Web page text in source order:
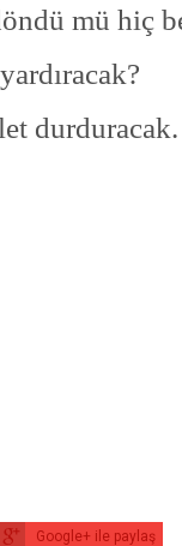
mü hiç
durduracak.
Google+ ile paylaş